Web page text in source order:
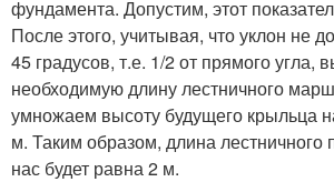
фундамента. Допустим, этот
После этого, учитывая, что уклон не
45 градусов, т.е. 1/2 от прямого угла,
необходимую длину лестничного
умножаем высоту будущего крыльца
м. Таким образом, длина лестничного
нас будет равна 2 м.